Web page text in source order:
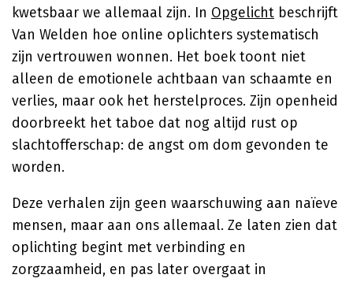
kwetsbaar we allemaal zijn. In Opgelicht beschrijft
Van Welden hoe online oplichters systematisch
zijn vertrouwen wonnen. Het boek toont niet
alleen de emotionele achtbaan van schaamte en
verlies, maar ook het herstelproces. Zijn openheid
doorbreekt het taboe dat nog altijd rust op
slachtofferschap: de angst om dom gevonden te
worden.
Deze verhalen zijn geen waarschuwing aan naïeve
mensen, maar aan ons allemaal. Ze laten zien dat
oplichting begint met verbinding en
zorgzaamheid, en pas later overgaat in